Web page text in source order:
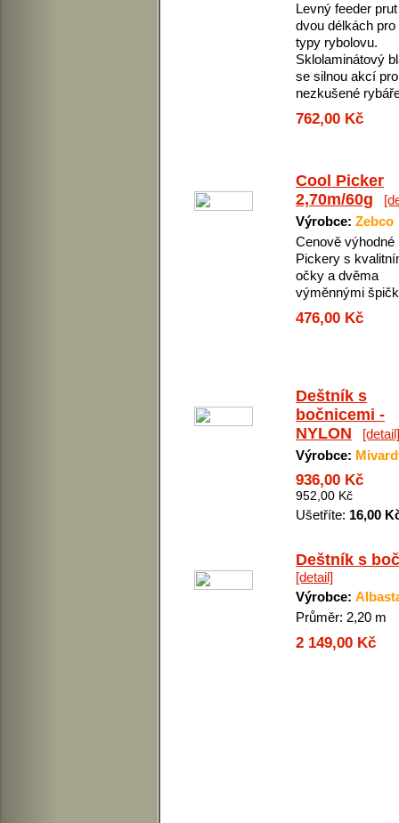
Levný feeder
dvou délkách pro
typy rybolovu.
Sklolaminátový
se silnou akcí pro
nezkušené
762,00 Kč
Cool Picker
2,70m/60g
Výrobce: Zebco
Cenově výhodné
Pickery s
očky a dvěma
výměnnými
476,00 Kč
Deštník s
bočnicemi -
NYLON
[detail]
Výrobce:
936,00 Kč
952,00 Kč
Ušetříte: 16,00
Deštník s
[detail]
Výrobce:
Průměr: 2,20 m
2 149,00 Kč